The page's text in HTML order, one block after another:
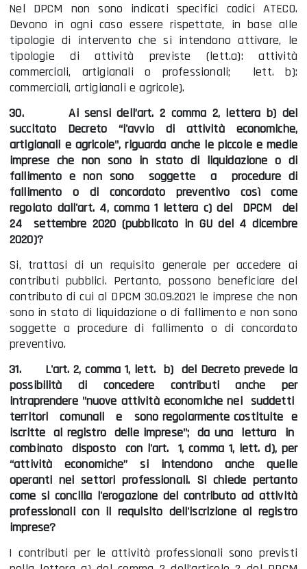
Nel DPCM non sono indicati specifici codici ATECO.
Devono in ogni caso essere rispettate, in base alle
tipologie di intervento che si intendono attivare, le
tipologie di attività previste (lett.a): attività
commerciali, artigianali o professionali; lett. b):
commerciali, artigianali e agricole).
30.
Ai sensi dell’art. 2 comma 2, lettera b) del
succitato Decreto “l'avvio di attività economiche,
artigianali e agricole", riguarda anche le piccole e medie
imprese che non sono in stato di liquidazione o di
fallimento e non sono soggette a procedure di
fallimento o di concordato preventivo così come
regolato dall'art. 4, comma 1 lettera c) del DPCM del
24 settembre 2020 (pubblicato in GU del 4 dicembre
2020)?
Si, trattasi di un requisito generale per accedere ai
contributi pubblici. Pertanto, possono beneficiare del
contributo di cui al DPCM 30.09.2021 le imprese che non
sono in stato di liquidazione o di fallimento e non sono
soggette a procedure di fallimento o di concordato
preventivo.
31.
L'art. 2, comma 1, lett. b) del Decreto prevede la
possibilità di concedere contributi anche per
intraprendere "nuove attività economiche nei suddetti
territori comunali e sono regolarmente costituite e
iscritte al registro delle imprese"; da una lettura in
combinato disposto con l'art. 1, comma 1, lett. d), per
“attività economiche” si intendono anche quelle
operanti nei settori professionali. Si chiede pertanto
come si concilia l'erogazione del contributo ad attività
professionali con il requisito dell'iscrizione al registro
imprese?
I contributi per le attività professionali sono previsti